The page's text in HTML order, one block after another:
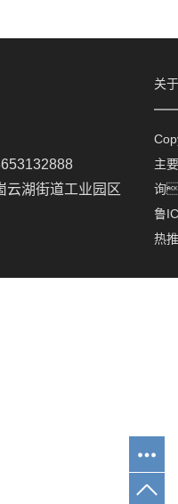
湖街道工业园区
关
主
询
鲁
热